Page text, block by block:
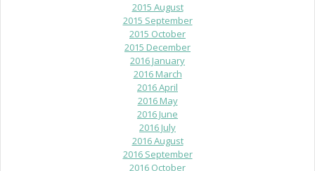
2015 August
2015 September
2015 October
2015 December
2016 January
2016 March
2016 April
2016 May
2016 June
2016 July
2016 August
2016 September
2016 October